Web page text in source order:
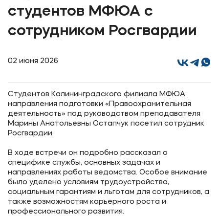
Карьера
Уровни образования
Высшее образование
Дополнительное профессиональное образование
Медиа
студентов МФЮА с
сотрудником Росгвардии
02 июня 2026
Студентов Калининградского филиала МФЮА
направления подготовки «Правоохранительная
деятельность» под руководством преподавателя
Марины Анатольевны Остапчук посетил сотрудник
Росгвардии.
В ходе встречи он подробно рассказал о
специфике службы, основных задачах и
направлениях работы ведомства. Особое внимание
было уделено условиям трудоустройства,
социальным гарантиям и льготам для сотрудников, а
также возможностям карьерного роста и
профессионального развития.